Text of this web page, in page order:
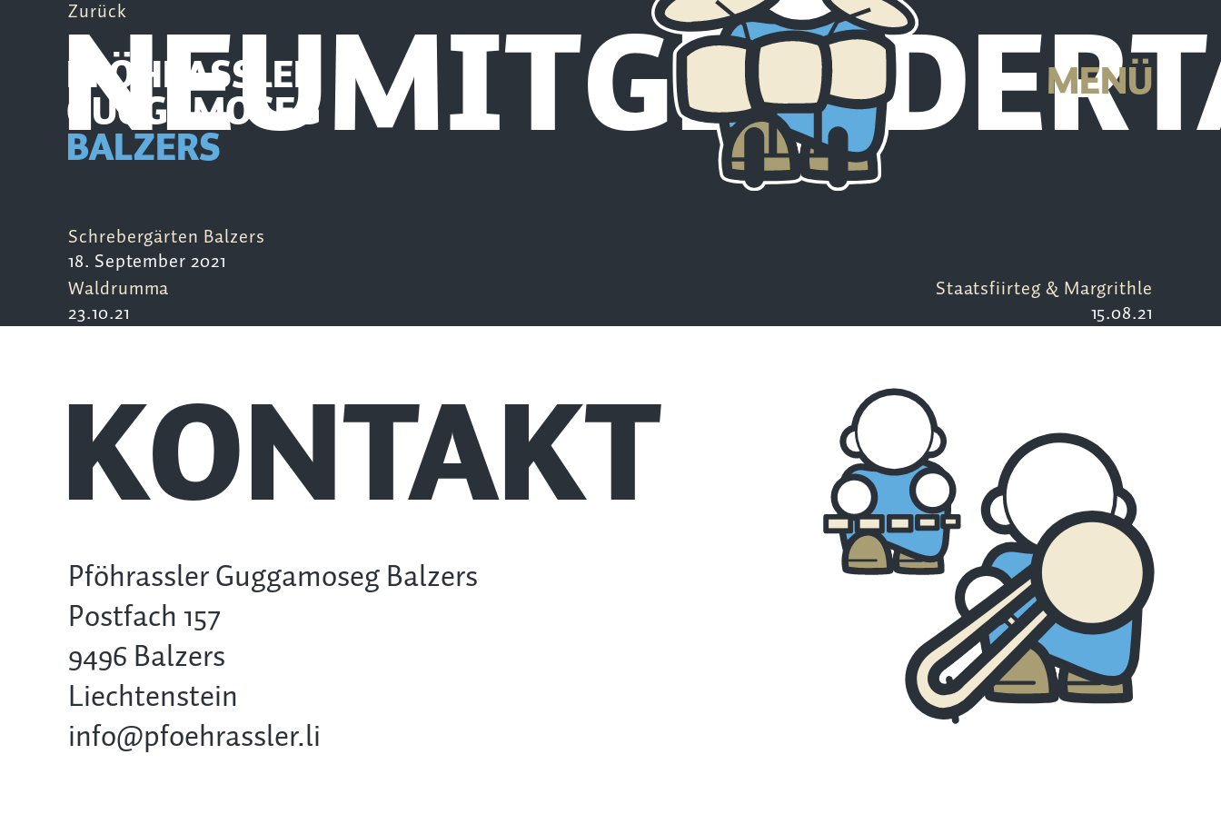
PFÖHRASSLER
GUGGAMOSEG
BALZERS
MENÜ
Zurück
Schrebergärten Balzers
18. September 2021
Waldrumma
23.10.21
Staatsfiirteg & Margrithle
15.08.21
KONTAKT
Pföhrassler Guggamoseg Balzers
Postfach 157
9496 Balzers
Liechtenstein
info@pfoehrassler.li